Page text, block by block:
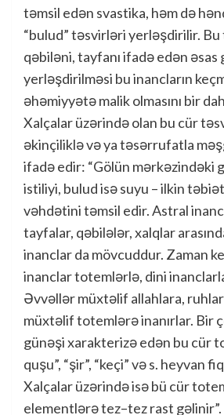
təmsil edən svastika, həm də
“bulud” təsvirləri yerləşdirilir.
qəbiləni, tayfanı ifadə edən
yerləşdirilməsi bu inancların
əhəmiyyətə malik olmasını bir
Xalçalar üzərində olan bu cür
əkinçiliklə və ya təsərrufatla
ifadə edir: “Gölün mərkəzindəki
istiliyi, bulud isə suyu – ilkin
vəhdətini təmsil edir. Astral
tayfalar, qəbilələr, xalqlar
inanclar da mövcuddur. Zaman
inanclar totemlərlə, dini
Əvvəllər müxtəlif allahlara,
müxtəlif totemlərə inanırlar. Bir
günəşi xarakterizə edən bu cür
quşu”, “şir”, “keçi” və s. heyvan
Xalçalar üzərində isə bü cür
elementlərə tez–tez rast gəlinir”.